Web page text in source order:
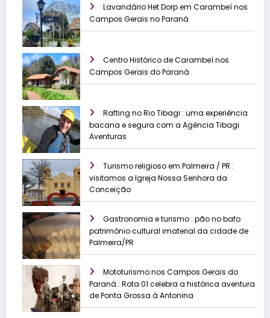
Lavandário Het Dorp em Carambeí nos
Campos Gerais no Paraná
Centro Histórico de Carambeí nos
Campos Gerais do Paraná
Rafting no Rio Tibagi : uma experiência
bacana e segura com a Agência Tibagi
Aventuras
Turismo religioso em Palmeira / PR :
visitamos a Igreja Nossa Senhora da
Conceição
Gastronomia e turismo : pão no bafo
patrimônio cultural imaterial da cidade de
Palmeira/PR
Mototurismo nos Campos Gerais do
Paraná : Rota 01 celebra a histórica aventura
de Ponta Grossa à Antonina